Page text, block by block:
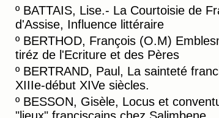
º BATTAIS, Lise.- La Courtoisie de
d'Assise, Influence littéraire
º BERTHOD, François (O.M)
tiréz de l'Ecriture et des Pères
º BERTRAND, Paul, La sainteté
XIIIe-début XIVe siècles.
º BESSON, Gisèle, Locus et